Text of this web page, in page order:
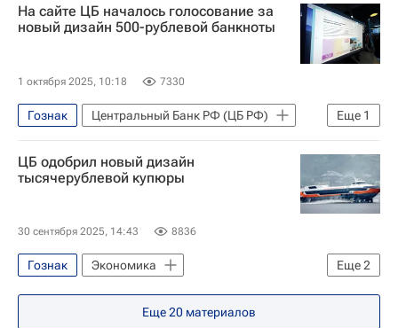
На сайте ЦБ началось голосование за
новый дизайн 500-рублевой банкноты
1 октября 2025, 10:18 7330
Еще 1
Гознак
Центральный Банк РФ (ЦБ РФ)
Экономика
ЦБ одобрил новый дизайн
тысячерублевой купюры
30 сентября 2025, 14:43 8836
Еще2
Гознак
Экономика
Центральный Банк РФ (ЦБ РФ)
Эльвира Набиуллина
Еще20 материалов